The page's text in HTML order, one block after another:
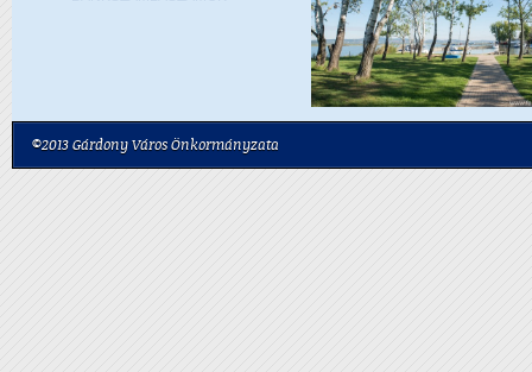
©2013 Gárdony Város Önkormányzata